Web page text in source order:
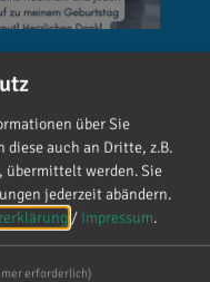
August! Ab
für die
Inhalte. ⚠️
über Sie
auch an Dritte, z.B.
übermittelt werden. Sie
jederzeit abändern.
/ Impressum.
erforderlich)